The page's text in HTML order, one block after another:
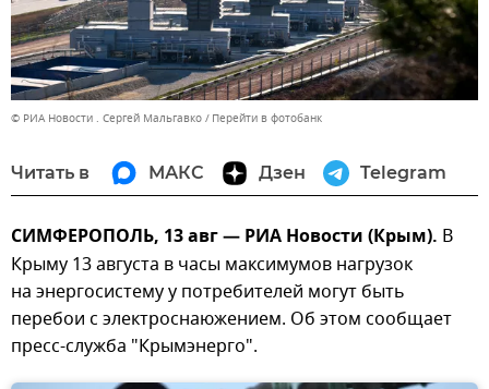
© РИА Новости . Сергей Мальгавко Перейти в фотобанк
Читать в МАКС Дзен Telegram
СИМФЕРОПОЛЬ, 13 авг — РИА Новости (Крым). В
Крыму 13 августа в часы максимумов нагрузок
на энергосистему у потребителей могут быть
перебои с электроснаюжением. Об этом сообщает
пресс-служба "Крымэнерго".